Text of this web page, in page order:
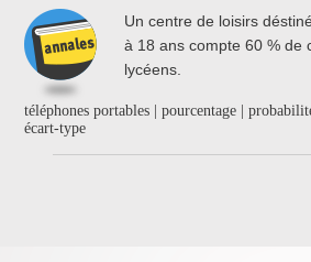
Un centre de loisirs
à 18 ans compte 60 % de
lycéens.
téléphones portables | pourcentage |
écart-type